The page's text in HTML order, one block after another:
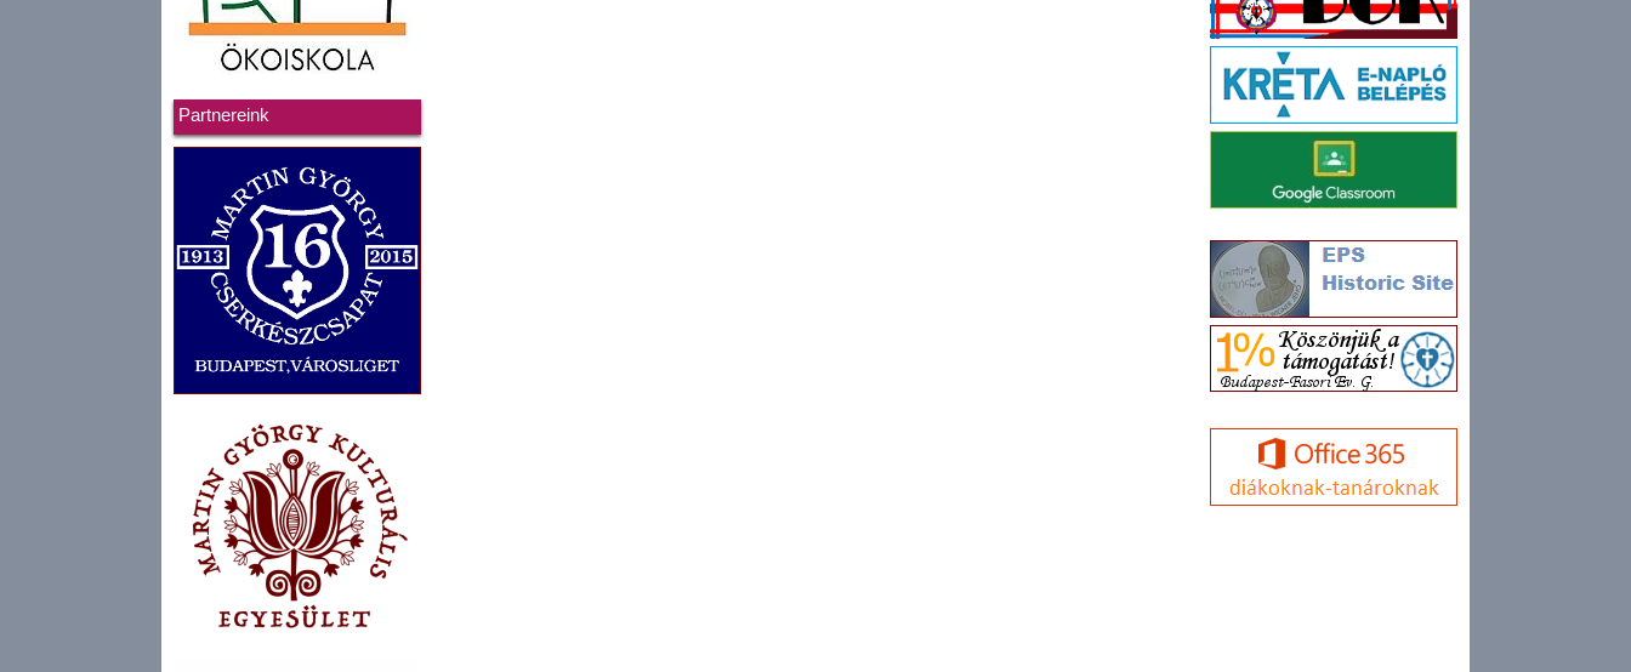
Partnereink